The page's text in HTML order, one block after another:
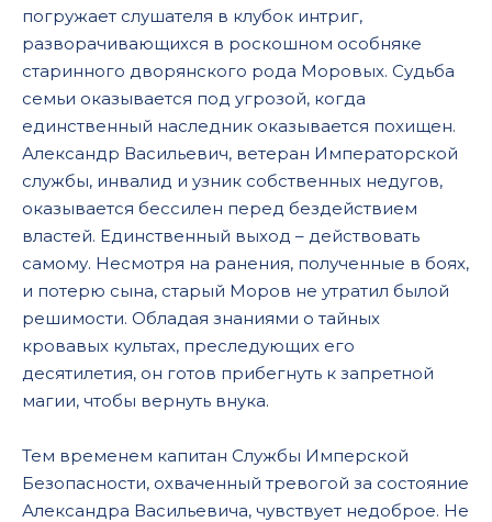
0016
0017
0019
0021
0022
0024
погружает слушателя в клубок интриг,
разворачивающихся в роскошном особняке
старинного дворянского рода Моровых. Судьба
семьи оказывается под угрозой, когда
единственный наследник оказывается похищен.
Александр Васильевич, ветеран Императорской
службы, инвалид и узник собственных недугов,
оказывается бессилен перед бездействием
властей. Единственный выход – действовать
самому. Несмотря на ранения, полученные в боях,
и потерю сына, старый Моров не утратил былой
решимости. Обладая знаниями о тайных
кровавых культах, преследующих его
десятилетия, он готов прибегнуть к запретной
магии, чтобы вернуть внука.
Тем временем капитан Службы Имперской
Безопасности, охваченный тревогой за состояние
Александра Васильевича, чувствует недоброе. Не